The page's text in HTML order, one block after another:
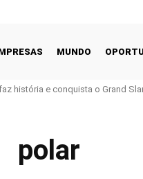
MUNDO
história e conquista o Grand
polar